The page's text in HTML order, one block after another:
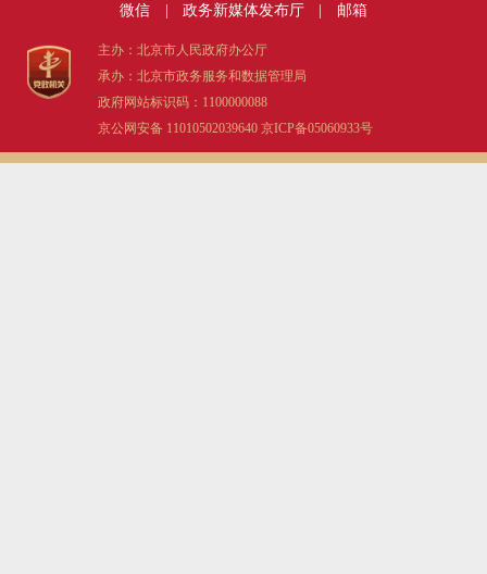
微信 政务新媒体发布厅 邮箱
主办：北京市人民政府办公厅
承办：北京市政务服务和数据管理局
政府网站标识码：1100000088
京公网安备 11010502039640 京ICP备05060933号